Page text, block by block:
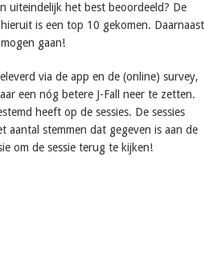
uiteindelijk het best beoordeeld? De
is een top 10 gekomen. Daarnaast
gaan!
via de app en de (online) survey,
een nóg betere J-Fall neer te zetten.
heeft op de sessies. De sessies
aantal stemmen dat gegeven is aan de
om de sessie terug te kijken!